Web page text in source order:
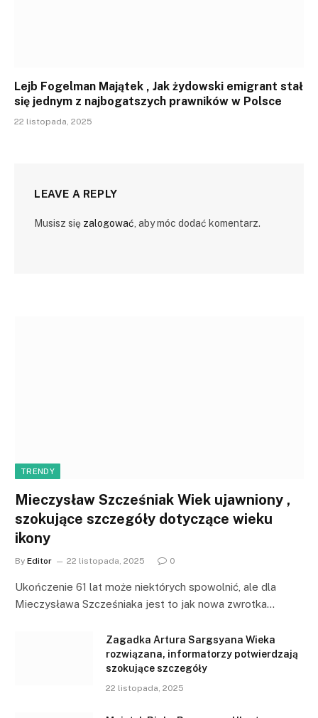
Lejb Fogelman Majątek , Jak żydowski emigrant stał
się jednym z najbogatszych prawników w Polsce
22 listopada, 2025
LEAVE A REPLY
Musisz się zalogować, aby móc dodać komentarz.
TRENDY
Mieczysław Szcześniak Wiek ujawniony ,
szokujące szczegóły dotyczące wieku
ikony
By Editor 22 listopada, 2025 0
Ukończenie 61 lat może niektórych spowolnić, ale dla
Mieczysława Szcześniaka jest to jak nowa zwrotka…
Zagadka Artura Sargsyana Wieka
rozwiązana, informatorzy potwierdzają
szokujące szczegóły
22 listopada, 2025